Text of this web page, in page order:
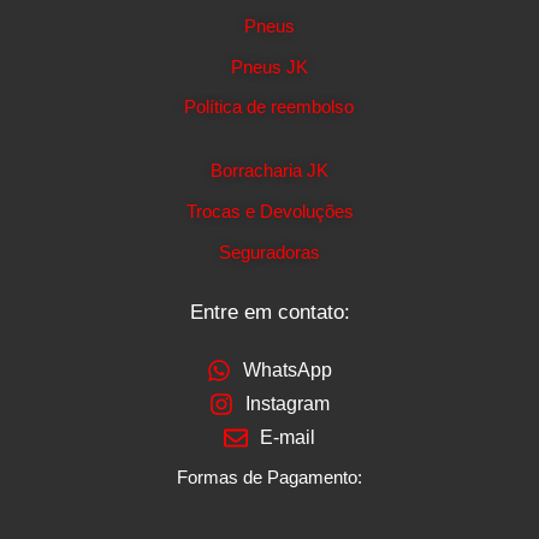
Pneus
Pneus JK
Política de reembolso
Borracharia JK
Trocas e Devoluções
Seguradoras
Entre em contato:
WhatsApp
Instagram
E-mail
Formas de Pagamento: